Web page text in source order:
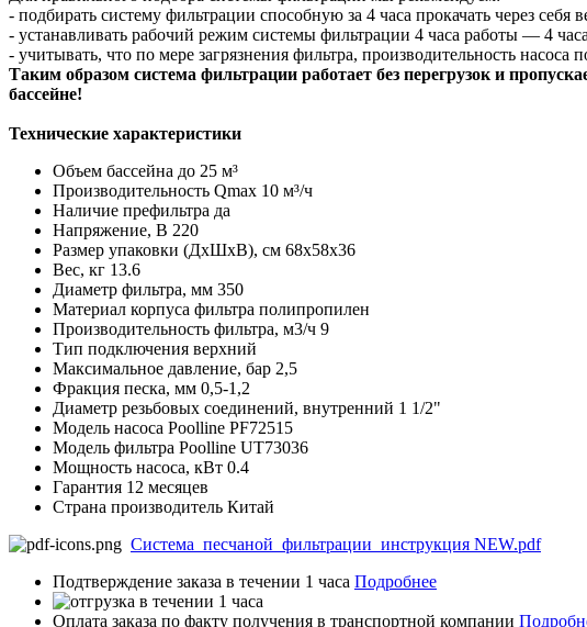
- подбирать систему фильтрации способную за 4 часа прокачать через себя
- устанавливать рабочий режим системы фильтрации 4 часа работы — 4
- учитывать, что по мере загрязнения фильтра, производительность
Таким образом система фильтрации работает без перегрузок и
бассейне!
Технические характеристики
Объем бассейна до 25 м³
Производительность Qmax 10 м³/ч
Наличие префильтра да
Напряжение, В 220
Размер упаковки (ДхШхВ), см 68x58x36
Вес, кг 13.6
Диаметр фильтра, мм 350
Материал корпуса фильтра полипропилен
Производительность фильтра, м3/ч 9
Тип подключения верхний
Максимальное давление, бар 2,5
Фракция песка, мм 0,5-1,2
Диаметр резьбовых соединений, внутренний 1 1/2"
Модель насоса Poolline PF72515
Модель фильтра Poolline UT73036
Мощность насоса, кВт 0.4
Гарантия 12 месяцев
Страна производитель Китай
Система_песчаной_фильтрации_инструкция NEW.pdf
Подтверждение заказа в течении 1 часа Подробнее
Оплата заказа по факту получения в транспортной компании